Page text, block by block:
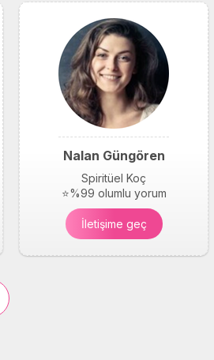
Nalan Güngören
Spiritüel Koç
⭐%99 olumlu yorum
İletişime geç